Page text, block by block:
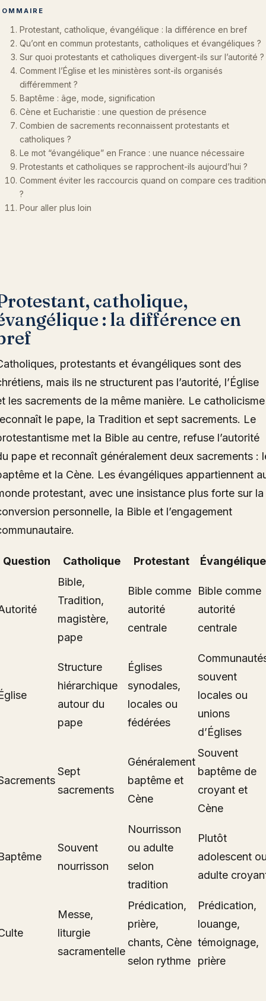
Protestant, catholique, évangélique : la différence en bref
Qu’ont en commun protestants, catholiques et évangéliques ?
Sur quoi protestants et catholiques divergent-ils sur l’autorité ?
Comment l’Église et les ministères sont-ils organisés
différemment ?
Baptême : âge, mode, signification
Cène et Eucharistie : une question de présence
Combien de sacrements reconnaissent protestants et
catholiques ?
Le mot “évangélique” en France : une nuance nécessaire
Protestants et catholiques se rapprochent-ils aujourd’hui ?
Comment éviter les raccourcis quand on compare ces
?
Pour aller plus loin
catholique,
: la différence en
protestants et évangéliques sont des
mais ils ne structurent pas l’autorité, l’Église
les sacrements de la même manière. Le catholicisme
le pape, la Tradition et sept sacrements. Le
met la Bible au centre, refuse l’autorité
pape et reconnaît généralement deux sacrements :
et la Cène. Les évangéliques appartiennent
protestant, avec une insistance plus forte sur la
personnelle, la Bible et l’engagement
Question Catholique Protestant Évangélique
Bible,
Tradition,
magistère,
pape
Bible comme
autorité
centrale
Bible comme
autorité
centrale
Structure
hiérarchique
autour du
pape
Églises
synodales,
locales ou
fédérées
souvent
locales ou
unions
d’Églises
Sept
sacrements
Généralement
baptême et
Cène
Souvent
baptême de
croyant et
Cène
Souvent
nourrisson
Nourrisson
ou adulte
selon
tradition
Plutôt
adolescent
adulte
Messe,
liturgie
sacramentelle
Prédication,
prière,
chants, Cène
selon rythme
Prédication,
louange,
témoignage,
prière